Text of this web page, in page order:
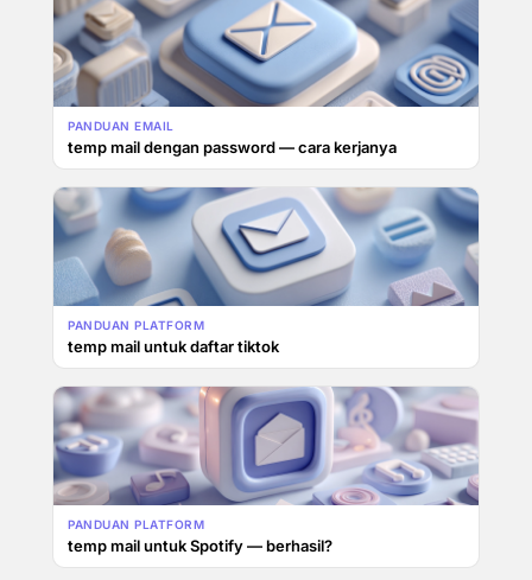
PANDUAN EMAIL
temp mail dengan password — cara kerjanya
PANDUAN PLATFORM
temp mail untuk daftar tiktok
PANDUAN PLATFORM
temp mail untuk Spotify — berhasil?